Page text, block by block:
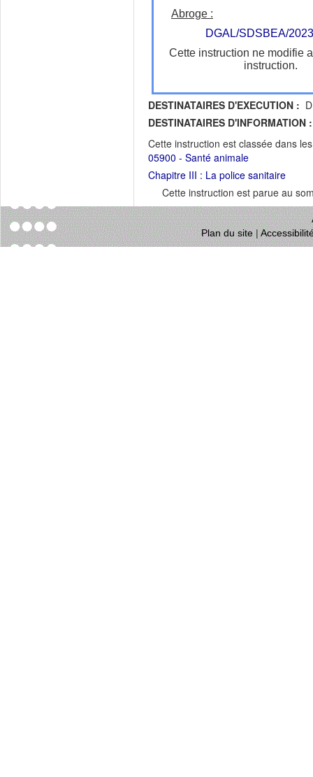
Abroge :
DGAL/SDSBEA/
Cette instruction ne modifie
instruction.
DESTINATAIRES D'EXECUTION :
DESTINATAIRES D'INFORMATION :
Cette instruction est classée dans
05900 - Santé animale
Chapitre III : La police sanitaire
Cette instruction est parue au
Plan du site|